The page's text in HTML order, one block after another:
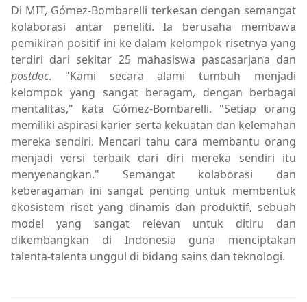
Di MIT, Gómez-Bombarelli terkesan dengan semangat
kolaborasi antar peneliti. Ia berusaha membawa
pemikiran positif ini ke dalam kelompok risetnya yang
terdiri dari sekitar 25 mahasiswa pascasarjana dan
postdoc. "Kami secara alami tumbuh menjadi
kelompok yang sangat beragam, dengan berbagai
mentalitas," kata Gómez-Bombarelli. "Setiap orang
memiliki aspirasi karier serta kekuatan dan kelemahan
mereka sendiri. Mencari tahu cara membantu orang
menjadi versi terbaik dari diri mereka sendiri itu
menyenangkan." Semangat kolaborasi dan
keberagaman ini sangat penting untuk membentuk
ekosistem riset yang dinamis dan produktif, sebuah
model yang sangat relevan untuk ditiru dan
dikembangkan di Indonesia guna menciptakan
talenta-talenta unggul di bidang sains dan teknologi.